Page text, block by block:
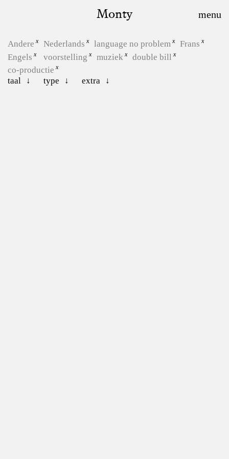
Monty
Andere Nederlands language no problem
Frans
Engels
voorstelling muziek
double bill
co-productie
taal
type extra